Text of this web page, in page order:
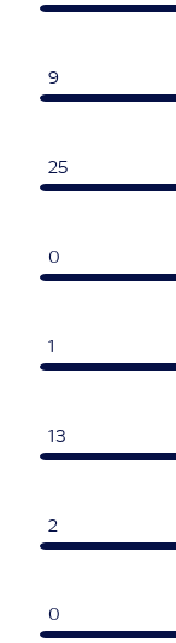
9
25
0
1
13
2
0